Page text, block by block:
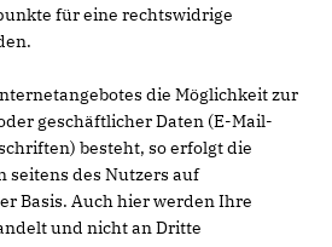
für eine rechtswidrige
die Möglichkeit zur
geschäftlicher Daten (E-Mail-
besteht, so erfolgt die
seitens des Nutzers auf
Basis. Auch hier werden Ihre
und nicht an Dritte